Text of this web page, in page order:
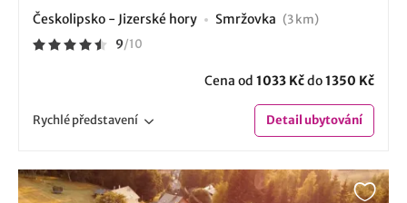
Českolipsko - Jizerské hory Smržovka (3 km)
9/10
Cena od 1033 Kčdo1350 Kč
Rychlépředstavení Detailubytování